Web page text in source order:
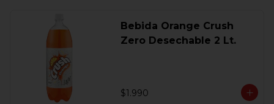
Bebida Orange Crush
Zero Desechable 2 Lt.
$1.990